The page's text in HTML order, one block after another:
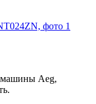
машины Aeg,